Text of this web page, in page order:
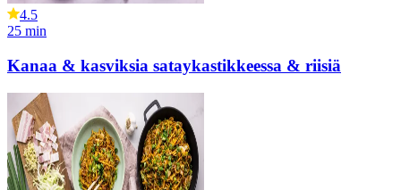
4.5
25 min
Kanaa & kasviksia sataykastikkeessa & riisiä